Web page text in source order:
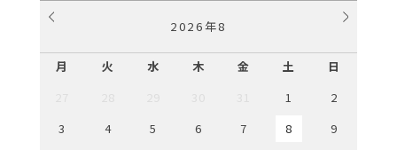
2026年8
月 火 水 木 金 土
日
1
2
3
4 5 6 7 8
9